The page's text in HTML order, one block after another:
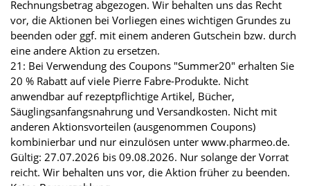
Rechnungsbetrag abgezogen. Wir behalten uns das Recht
vor, die Aktionen bei Vorliegen eines wichtigen Grundes zu
beenden oder ggf. mit einem anderen Gutschein bzw. durch
eine andere Aktion zu ersetzen.
21: Bei Verwendung des Coupons "Summer20" erhalten Sie
20 % Rabatt auf viele Pierre Fabre-Produkte. Nicht
anwendbar auf rezeptpflichtige Artikel, Bücher,
Säuglingsanfangsnahrung und Versandkosten. Nicht mit
anderen Aktionsvorteilen (ausgenommen Coupons)
kombinierbar und nur einzulösen unter www.pharmeo.de.
Gültig: 27.07.2026 bis 09.08.2026. Nur solange der Vorrat
reicht. Wir behalten uns vor, die Aktion früher zu beenden.